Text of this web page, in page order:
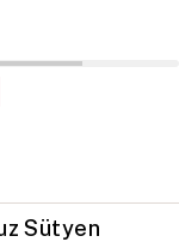
Sütyen